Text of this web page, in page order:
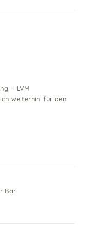
– LVM
weiterhin für den
Bär